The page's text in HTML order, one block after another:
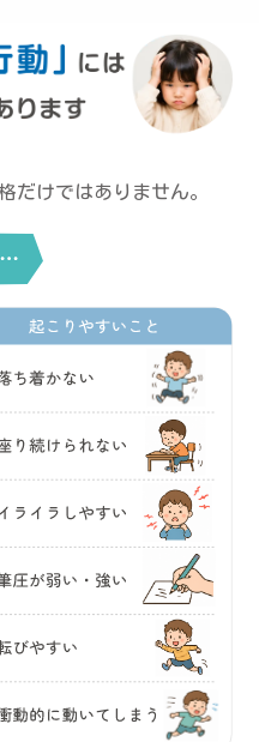
だけではありません。